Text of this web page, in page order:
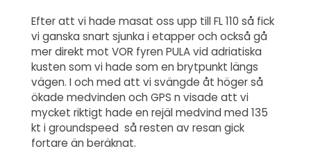
Efter att vi hade masat oss upp till FL 110 så fick
vi ganska snart sjunka i etapper och också gå
mer direkt mot VOR fyren PULA vid adriatiska
kusten som vi hade som en brytpunkt längs
vägen. I och med att vi svängde åt höger så
ökade medvinden och GPS n visade att vi
mycket riktigt hade en rejäl medvind med 135
kt i groundspeed så resten av resan gick
fortare än beräknat.